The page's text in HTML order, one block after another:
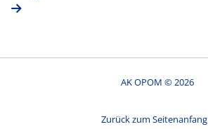
AK OPOM © 2026
Zurück zum Seitenanfang